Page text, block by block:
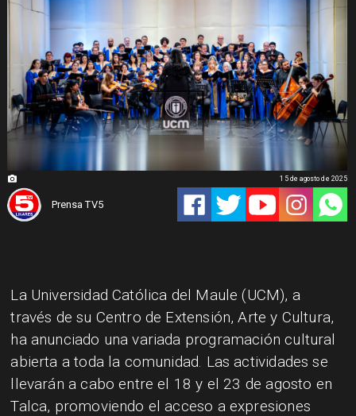
Prensa TV5
15 de agosto de 2025
La Universidad Católica del Maule (UCM), a
través de su Centro de Extensión, Arte y Cultura,
ha anunciado una variada programación cultural
abierta a toda la comunidad. Las actividades se
llevarán a cabo entre el 18 y el 23 de agosto en
Talca, promoviendo el acceso a expresiones